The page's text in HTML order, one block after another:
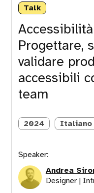
Talk
Progettare,
validare
accessibili
team
design.
Progettare,
sviluppare
prodotti
accessibili
collaborando
2024 Italiano
Speaker:
Andrea
Designer |